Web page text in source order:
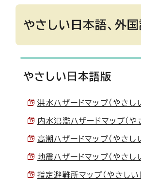
やさしい日本語、外
やさしい日本語版
洪水ハザードマップ（やさ
内水氾濫ハザードマップ（
高潮ハザードマップ（やさ
地震ハザードマップ（やさ
指定避難所マップ（やさし